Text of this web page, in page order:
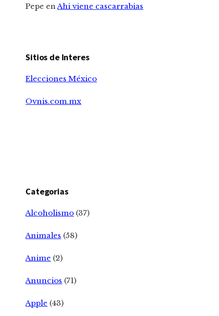
Pepe enAhi viene cascarrabias
Sitios de Interes
Elecciones México
Ovnis.com.mx
Categorias
Alcoholismo (37)
Animales (58)
Anime (2)
Anuncios (71)
Apple (43)